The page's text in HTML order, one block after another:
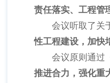
责任落实、工程管
会议听取了关于“
性工程建设，加快
会议原则通过《
推进合力，强化重